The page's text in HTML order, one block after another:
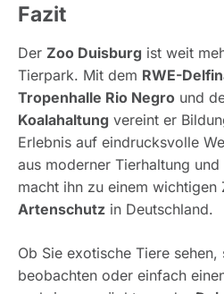
Fazit
Der Zoo Duisburg ist weit
Tierpark. Mit dem RWE-
Tropenhalle Rio Negro und
Koalahaltung vereint er
Erlebnis auf eindrucksvolle
aus moderner Tierhaltung
macht ihn zu einem wichtigen
Artenschutz in Deutschland.
Ob Sie exotische Tiere sehen,
beobachten oder einfach